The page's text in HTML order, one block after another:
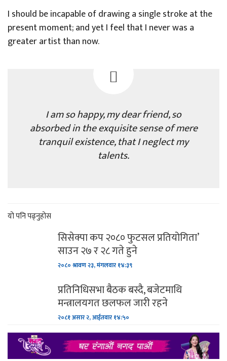
I should be incapable of drawing a single stroke at the
present moment; and yet I feel that I never was a
greater artist than now.
I am so happy, my dear friend, so
absorbed in the exquisite sense of mere
tranquil existence, that I neglect my
talents.
यो पनि पढ्नुहोस
सिसेक्पा कप २०८० फुटसल प्रतियोगिता’
साउन २७ र २८ गते हुने
२०८० श्रावण २३, मंगलवार १४:३९
प्रतिनिधिसभा बैठक बस्दै, बजेटमाथि
मन्त्रालयगत छलफल जारी रहने
२०८१ असार २, आईतवार १४:५०